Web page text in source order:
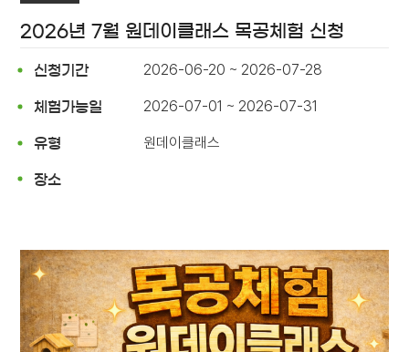
2026년 7월 원데이클래스 목공체험 신청
신청기간 2026-06-20 ~ 2026-07-28
체험가능일 2026-07-01 ~ 2026-07-31
유형 원데이클래스
장소